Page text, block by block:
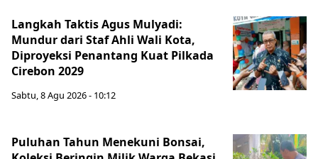
Langkah Taktis Agus Mulyadi:
Mundur dari Staf Ahli Wali Kota,
Diproyeksi Penantang Kuat Pilkada
Cirebon 2029
Sabtu, 8 Agu 2026 - 10:12
Puluhan Tahun Menekuni Bonsai,